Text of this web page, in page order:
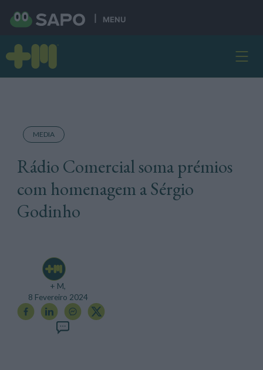
MENU
MEDIA
Rádio Comercial soma prémios
com homenagem a Sérgio
Godinho
+ M,
8 Fevereiro 2024